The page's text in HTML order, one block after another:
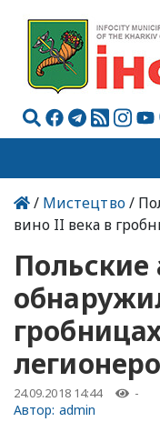
/ Мистецтво/
вино II века в
Польские
24.09.2018 14:44 -
Автор: admin